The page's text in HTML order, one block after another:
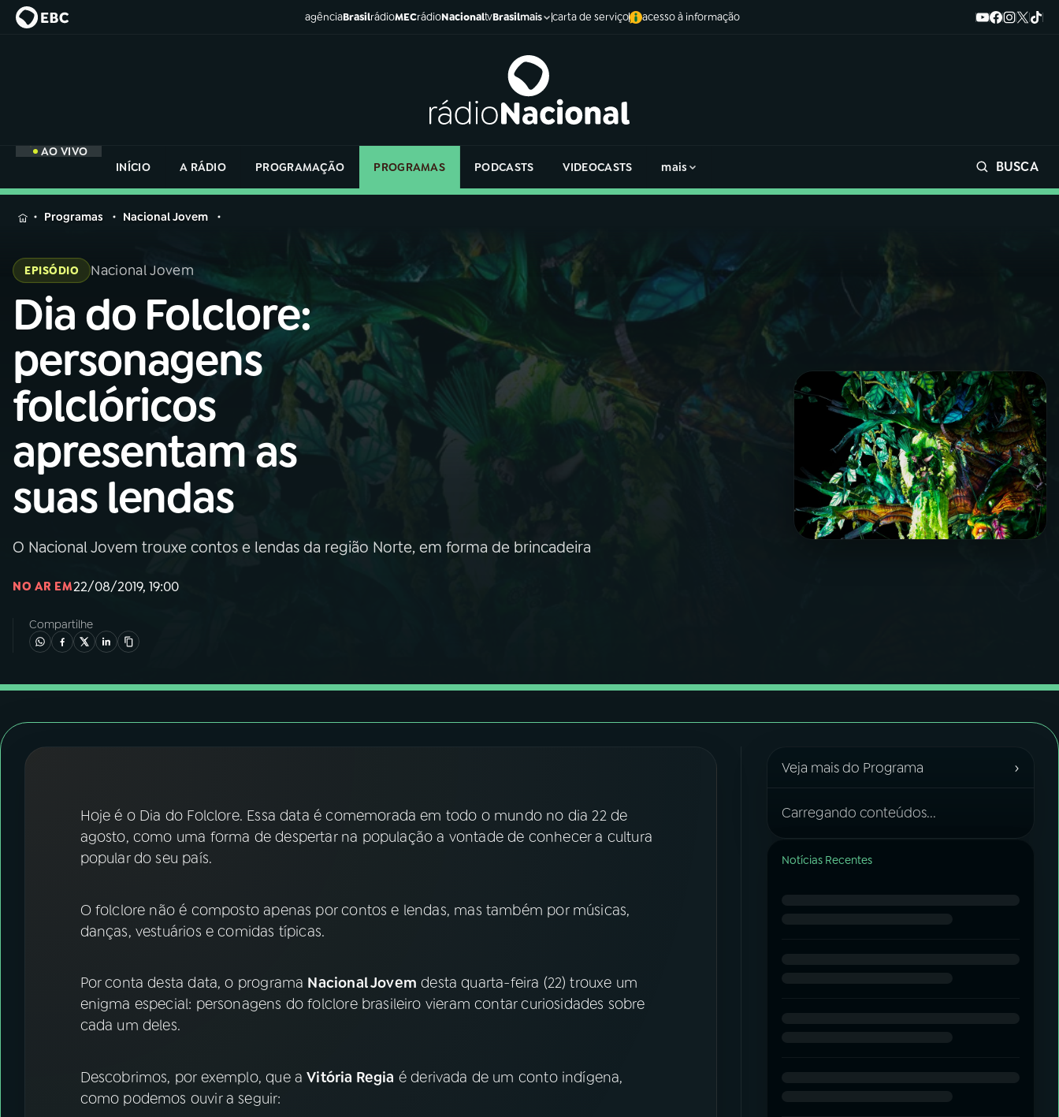
agênciaBrasilrádioMECrádioNacionaltvBrasilmais carta de serviço acesso à informação
AO VIVO
INÍCIO
A RÁDIO PROGRAMAÇÃO PROGRAMAS PODCASTS VIDEOCASTS mais BUSCA
MENU
Buscar
na
Rádio
Nacional
INÍCIO
02A RÁDIO
03PROGRAMAÇÃO
04PROGRAMAS
06VIDEOCASTS
ACOMPANHE A RÁDIO NACIONAL
YouTube Facebook
na
Rádio
Nacional
Programas Nacional Jovem
EPISÓDIO Nacional Jovem
Dia do Folclore:
personagens
folclóricos
apresentam as
suas lendas
O Nacional Jovem trouxe contos e lendas da região Norte, em forma de brincadeira
NO AR EM22/08/2019, 19:00
Compartilhe
Hoje é o Dia do Folclore. Essa data é comemorada em todo o mundo no dia 22 de
agosto, como uma forma de despertar na população a vontade de conhecer a cultura
popular do seu país.
O folclore não é composto apenas por contos e lendas, mas também por músicas,
danças, vestuários e comidas típicas.
Por conta desta data, o programa Nacional Jovem desta quarta-feira (22) trouxe um
enigma especial: personagens do folclore brasileiro vieram contar curiosidades sobre
cada um deles.
Descobrimos, por exemplo, que aVitória Regia é derivada de um conto indígena,
como podemos ouvir a seguir:
Veja mais do Programa ›
Carregando conteúdos...
Notícias Recentes